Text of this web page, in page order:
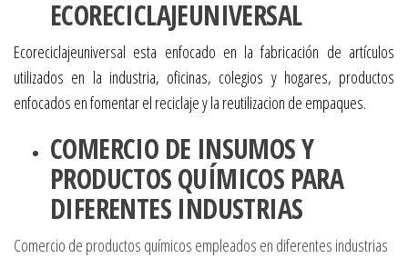
ECORECICLAJEUNIVERSAL
Ecoreciclajeuniversal esta enfocado en la fabricación de artículos
utilizados en la industria, oficinas, colegios y hogares, productos
enfocados en fomentar el reciclaje y la reutilizacion de empaques.
COMERCIO DE INSUMOS Y
PRODUCTOS QUÍMICOS PARA
DIFERENTES INDUSTRIAS
Comercio de productos químicos empleados en diferentes industrias